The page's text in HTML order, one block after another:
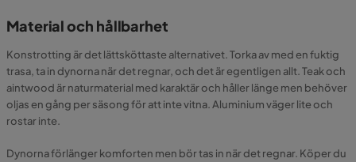
Material och hållbarhet
Konstrotting är det lättsköttaste alternativet. Torka av med en fuktig
trasa, ta in dynorna när det regnar, och det är egentligen allt. Teak och
aintwood är naturmaterial med karaktär och håller länge men behöver
oljas en gång per säsong för att inte vitna. Aluminium väger lite och
rostar inte.
Dynorna förlänger komforten men bör tas in när det regnar. Köper du